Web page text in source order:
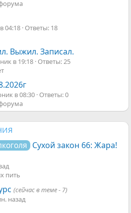
04:18 Ответы: 18
Выжил. Записал.
в 19:18 Ответы: 25
в 08:30 Ответы: 0
Сухой закон 66: Жара!
пить
(сейчас в теме - 7)
назад